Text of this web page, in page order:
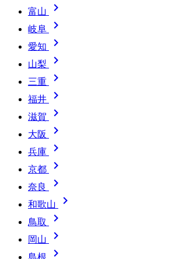
富山 
岐阜 
愛知 
山梨 
三重 
福井 
滋賀 
大阪 
兵庫 
京都 
奈良 
和歌山 
鳥取 
岡山 
島根 